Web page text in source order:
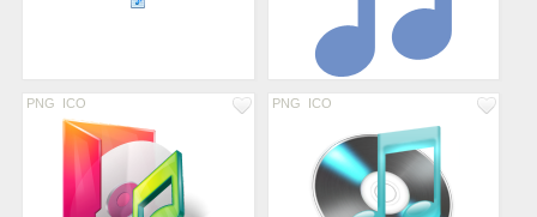
PNG ICO PNG ICO